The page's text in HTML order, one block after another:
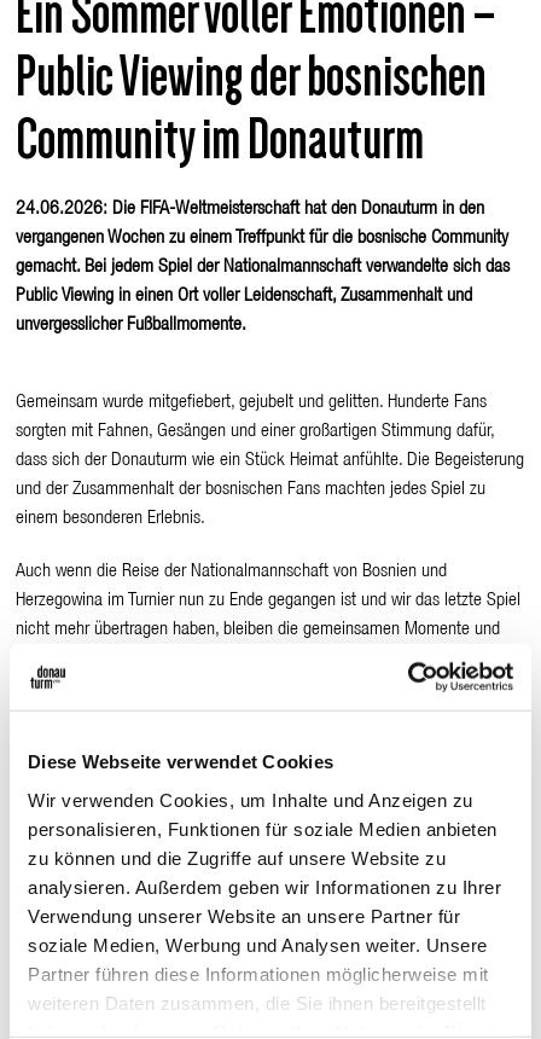
Diese Webseite verwendet Cookies
Wir verwenden Cookies, um Inhalte und Anzeigen zu
personalisieren, Funktionen für soziale Medien anbieten
zu können und die Zugriffe auf unsere Website zu
analysieren. Außerdem geben wir Informationen zu Ihrer
Verwendung unserer Website an unsere Partner für
soziale Medien, Werbung und Analysen weiter. Unsere
Partner führen diese Informationen möglicherweise mit
weiteren Daten zusammen, die Sie ihnen bereitgestellt
Ein Sommer voller Emotionen –
Public Viewing der bosnischen
Community im Donauturm
24.06.2026: Die FIFA-Weltmeisterschaft hat den Donauturm in den
vergangenen Wochen zu einem Treffpunkt für die bosnische Community
gemacht. Bei jedem Spiel der Nationalmannschaft verwandelte sich das
Public Viewing in einen Ort voller Leidenschaft, Zusammenhalt und
unvergesslicher Fußballmomente.
Gemeinsam wurde mitgefiebert, gejubelt und gelitten. Hunderte Fans
sorgten mit Fahnen, Gesängen und einer großartigen Stimmung dafür,
dass sich der Donauturm wie ein Stück Heimat anfühlte. Die Begeisterung
und der Zusammenhalt der bosnischen Fans machten jedes Spiel zu
einem besonderen Erlebnis.
Auch wenn die Reise der Nationalmannschaft von Bosnien und
Herzegowina im Turnier nun zu Ende gegangen ist und wir das letzte Spiel
nicht mehr übertragen haben, bleiben die gemeinsamen Momente und
Wir möchten uns von Herzen bei allen Besucherinnen und Besuchern
Miteinander dieses Public Viewing zu etwas ganz Besonderem gemacht
haben. Ihr habt gezeigt, wie Fußball Menschen verbindet und
Gemeinschaft schafft.
Der Donauturm bedankt sich bei allen Fans für ihre Unterstützung und
freut sich darauf, euch auch bei zukünftigen Sport-Highlights wieder
begrüßen zu dürfen.
Hvala vam! Vidimo se uskoro!